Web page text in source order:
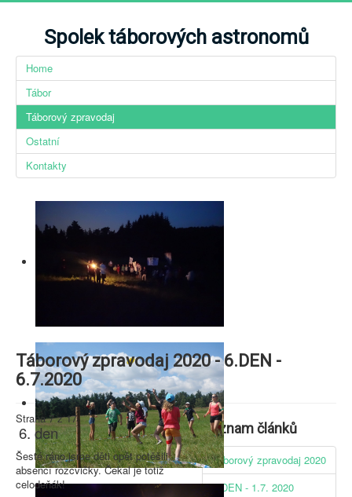
Spolek táborových astronomů
Home
Tábor
Táborový zpravodaj
Ostatní
Kontakty
Táborový zpravodaj 2020 - 6.DEN -
6.7.2020
Seznam článků
Táborový zpravodaj 2020
1.DEN - 1.7. 2020
Strana 7 z 17
6. den
Šesté ráno jsme děti opět potěšili
absencí rozcvičky. Čekal je totiž
celodeňák!